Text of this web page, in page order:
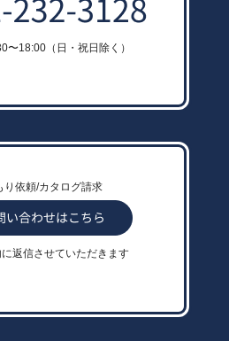
〜18:00（日・祝日除く）
り依頼/カタログ請求
返信させていただきます